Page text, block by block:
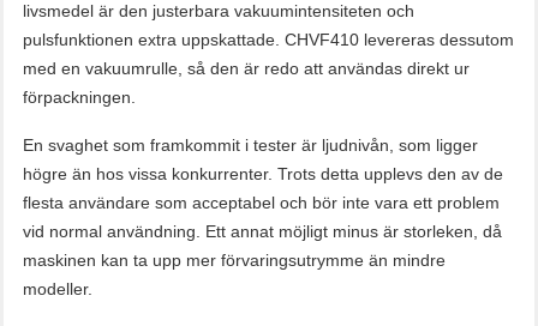
livsmedel är den justerbara vakuumintensiteten och
pulsfunktionen extra uppskattade. CHVF410 levereras dessutom
med en vakuumrulle, så den är redo att användas direkt ur
förpackningen.
En svaghet som framkommit i tester är ljudnivån, som ligger
högre än hos vissa konkurrenter. Trots detta upplevs den av de
flesta användare som acceptabel och bör inte vara ett problem
vid normal användning. Ett annat möjligt minus är storleken, då
maskinen kan ta upp mer förvaringsutrymme än mindre
modeller.